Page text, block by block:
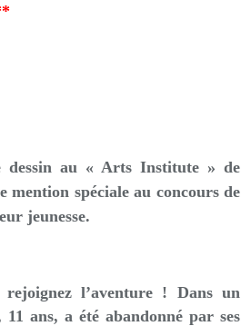
dessin au « Arts Institute » de
mention spéciale au concours de
jeunesse.
l’aventure ! Dans un
ans, a été abandonné par ses